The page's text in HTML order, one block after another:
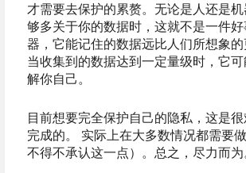
才需要去保护的累赘。无论是人还是
够多关于你的数据时，这就不是一件
器，它能记住的数据远比人们所想象的
当收集到的数据达到一定量级时，它
解你自己。
目前想要完全保护自己的隐私，这是
完成的。 实际上在大多数情况都需要
不得不承认这一点）。总之，尽力而为